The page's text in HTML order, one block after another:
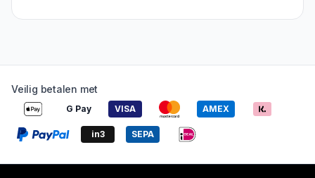
Veilig betalen met
G Pay VISA AMEX
in3 SEPA